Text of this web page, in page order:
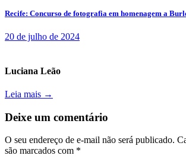
Recife: Concurso de fotografia em homenagem a
20 de julho de 2024
Luciana Leão
Leia mais →
Deixe um comentário
O seu endereço de e-mail não será publicado.
são marcados com *